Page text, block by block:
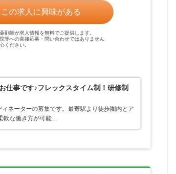
この求人に興味がある
剤師が求人情報を無料でご提供します。
等への直接応募・問い合わせではありません
ください。
事です♪フレックスタイム制！研修制
ネーターの募集です。最寄駅より徒歩圏内とア
軟な働き方が可能…